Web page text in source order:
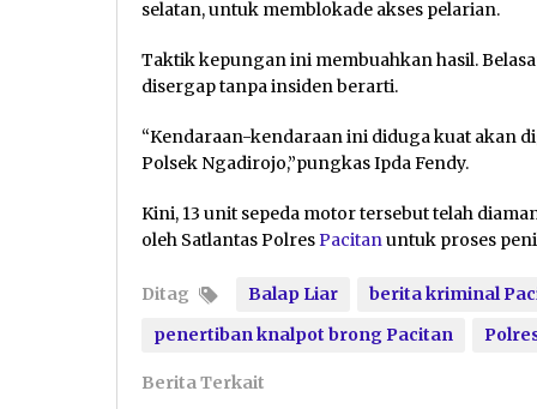
selatan, untuk memblokade akses pelarian.
Taktik kepungan ini membuahkan hasil.
disergap tanpa insiden berarti.
“Kendaraan-kendaraan ini diduga kuat akan
Polsek Ngadirojo,”pungkas Ipda Fendy.
Kini, 13 unit sepeda motor tersebut telah
oleh Satlantas PolresPacitanuntuk proses
Ditag Balap Liar berita kriminal
penertiban knalpot brong Pacitan
Berita Terkait